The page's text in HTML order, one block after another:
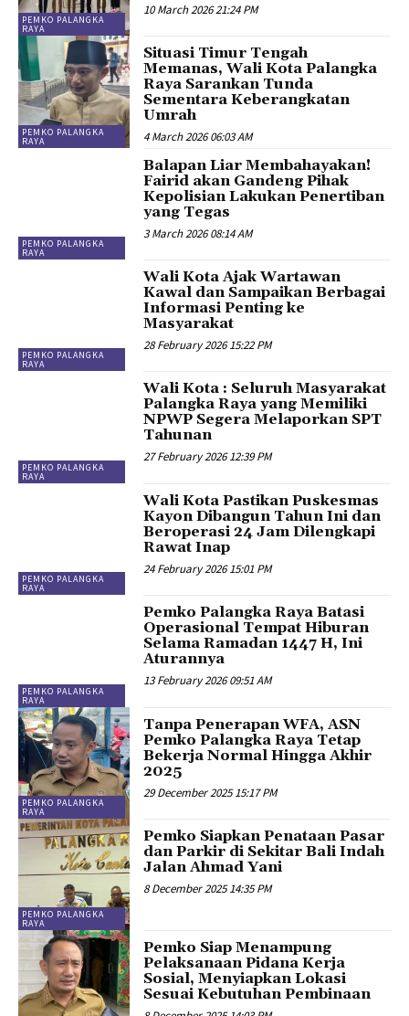
PEMKO PALANGKA
RAYA
10 March 2026 21:24 PM
PEMKO PALANGKA
RAYA
Situasi Timur Tengah
Memanas, Wali Kota Palangka
Raya Sarankan Tunda
Sementara Keberangkatan
Umrah
4 March 2026 06:03 AM
PEMKO PALANGKA
RAYA
Balapan Liar Membahayakan!
Fairid akan Gandeng Pihak
Kepolisian Lakukan Penertiban
yang Tegas
3 March 2026 08:14 AM
PEMKO PALANGKA
RAYA
Wali Kota Ajak Wartawan
Kawal dan Sampaikan Berbagai
Informasi Penting ke
Masyarakat
28 February 2026 15:22 PM
PEMKO PALANGKA
RAYA
Wali Kota : Seluruh Masyarakat
Palangka Raya yang Memiliki
NPWP Segera Melaporkan SPT
Tahunan
27 February 2026 12:39 PM
PEMKO PALANGKA
RAYA
Wali Kota Pastikan Puskesmas
Kayon Dibangun Tahun Ini dan
Beroperasi 24 Jam Dilengkapi
Rawat Inap
24 February 2026 15:01 PM
PEMKO PALANGKA
RAYA
Pemko Palangka Raya Batasi
Operasional Tempat Hiburan
Selama Ramadan 1447 H, Ini
Aturannya
13 February 2026 09:51 AM
PEMKO PALANGKA
RAYA
Tanpa Penerapan WFA, ASN
Pemko Palangka Raya Tetap
Bekerja Normal Hingga Akhir
2025
29 December 2025 15:17 PM
PEMKO PALANGKA
RAYA
Pemko Siapkan Penataan Pasar
dan Parkir di Sekitar Bali Indah
Jalan Ahmad Yani
8 December 2025 14:35 PM
Pemko Siap Menampung
Pelaksanaan Pidana Kerja
Sosial, Menyiapkan Lokasi
Sesuai Kebutuhan Pembinaan